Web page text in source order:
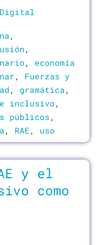
Digital
,
,
, economía
, Fuerzas y
, gramática,
inclusivo,
públicos,
, RAE, uso
y el
como